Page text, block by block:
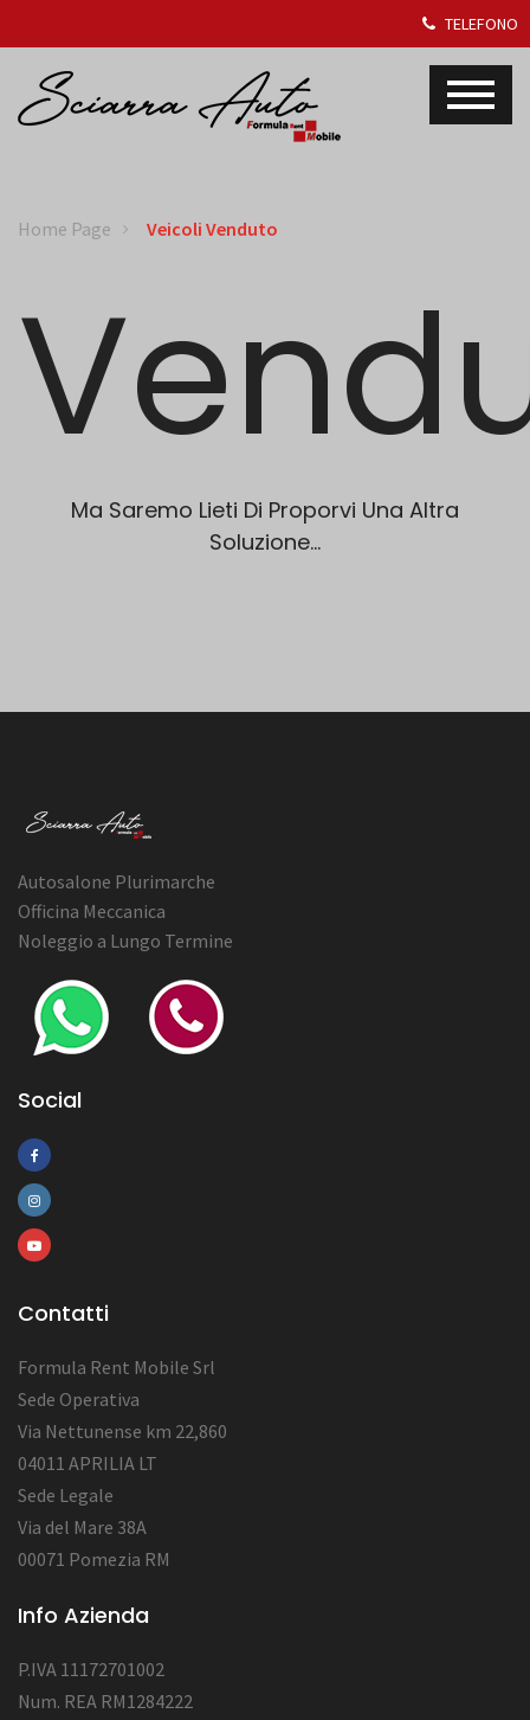
TELEFONO
Home Page Veicoli Venduto
Ma Saremo Lieti Di Proporvi Una Altra
Soluzione...
Autosalone Plurimarche
Officina Meccanica
Noleggio a Lungo Termine
Social
Contatti
Formula Rent Mobile Srl
Sede Operativa
Via Nettunense km 22,860
04011 APRILIA LT
Sede Legale
Via del Mare 38A
00071 Pomezia RM
Info Azienda
P.IVA 11172701002
Num. REA RM1284222